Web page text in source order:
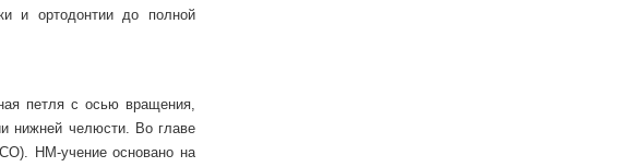
и ортодонтии до полной
петля с осью вращения,
нижней челюсти. Во главе
НМ-учение основано на